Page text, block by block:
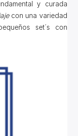
y curada
con una variedad
set´s con